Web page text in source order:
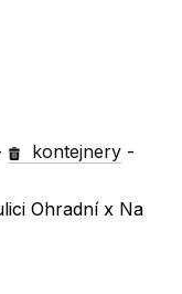
kontejnery -
Ohradní x Na